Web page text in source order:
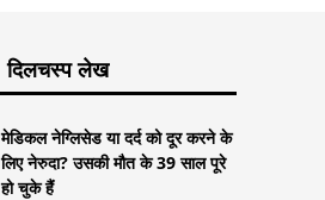
दिलचस्प लेख
मेडिकल नेग्लिसेड या दर्द को दूर करने के
लिए नेरुदा? उसकी मौत के 39 साल पूरे
हो चुके हैं